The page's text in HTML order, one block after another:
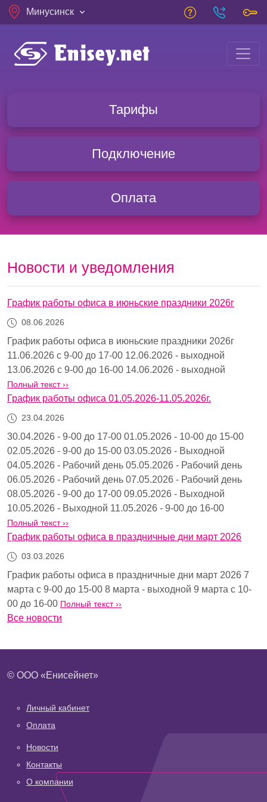
Skip to main content
Минусинск
Тарифы
Подключение
Оплата
Новости и уведомления
График работы офиса в июньские праздники 2026г
08.06.2026
График работы офиса в июньские праздники 2026г
11.06.2026 с 9-00 до 17-00 12.06.2026 - выходной
13.06.2026 с 9-00 до 16-00 14.06.2026 - выходной
Полный текст ››
График работы офиса 01.05.2026-11.05.2026г.
23.04.2026
30.04.2026 - 9-00 до 17-00 01.05.2026 - 10-00 до 15-00
02.05.2026 - 9-00 до 15-00 03.05.2026 - Выходной
04.05.2026 - Рабочий день 05.05.2026 - Рабочий день
06.05.2026 - Рабочий день 07.05.2026 - Рабочий день
08.05.2026 - 9-00 до 17-00 09.05.2026 - Выходной
10.05.2026 - Выходной 11.05.2026 - 9-00 до 16-00
Полный текст ››
График работы офиса в праздничные дни март 2026
03.03.2026
График работы офиса в праздничные дни март 2026 7
марта с 9-00 до 15-00 8 марта - выходной 9 марта с 10-
00 до 16-00 Полный текст ››
Все новости
© ООО «Енисейнет»
Нижнее меню 1
Личный кабинет
Оплата
Нижнее меню 2
Новости
Контакты
О компании